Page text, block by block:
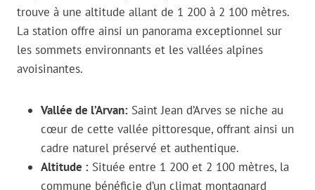
trouve à une altitude allant de 1 200 à 2 100 mètres.
La station offre ainsi un panorama exceptionnel sur
les sommets environnants et les vallées alpines
avoisinantes.
Vallée de l’Arvan: Saint Jean d’Arves se niche au
cœur de cette vallée pittoresque, offrant ainsi un
cadre naturel préservé et authentique.
Altitude : Située entre 1 200 et 2 100 mètres, la
commune bénéficie d’un climat montagnard